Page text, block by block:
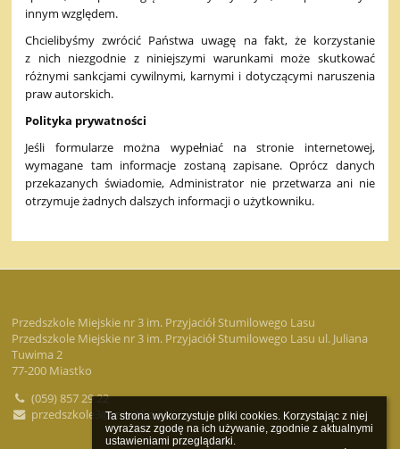
Ta strona wykorzystuje pliki cookies. Korzystając z niej
wyrażasz zgodę na ich używanie, zgodnie z aktualnymi
ustawieniami przeglądarki.
innym względem.
Chcielibyśmy zwrócić Państwa uwagę na fakt, że korzystanie
z nich niezgodnie z niniejszymi warunkami może skutkować
różnymi sankcjami cywilnymi, karnymi i dotyczącymi naruszenia
praw autorskich.
Polityka prywatności
Jeśli formularze można wypełniać na stronie internetowej,
wymagane tam informacje zostaną zapisane. Oprócz danych
przekazanych świadomie, Administrator nie przetwarza ani nie
otrzymuje żadnych dalszych informacji o użytkowniku.
Przedszkole Miejskie nr 3 im. Przyjaciół Stumilowego Lasu
Przedszkole Miejskie nr 3 im. Przyjaciół Stumilowego Lasu ul. Juliana
Tuwima 2
77-200 Miastko
(059) 857 29 22
przedszkole3@miastko.pl